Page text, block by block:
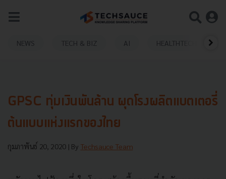
NEWS TECH & BIZ AI HEALTHTECH
GPSC ทุ่มเงินพันล้าน ผุดโรงผลิตแบตเตอรี่
ต้นแบบแห่งแรกของไทย
กุมภาพันธ์ 20, 2020 | By Techsauce Team